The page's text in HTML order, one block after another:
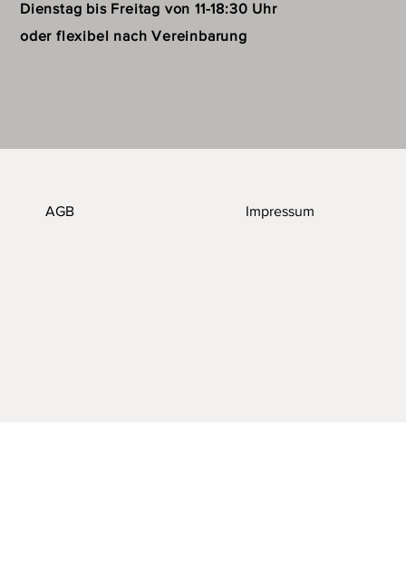
Dienstag bis Freitag von 11-18:30 Uhr
oder flexibel nach Vereinbarung
AGB Impressum